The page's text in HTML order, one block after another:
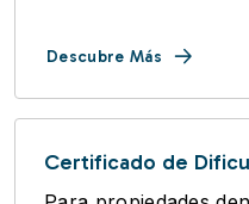
Descubre Más
Certificado de